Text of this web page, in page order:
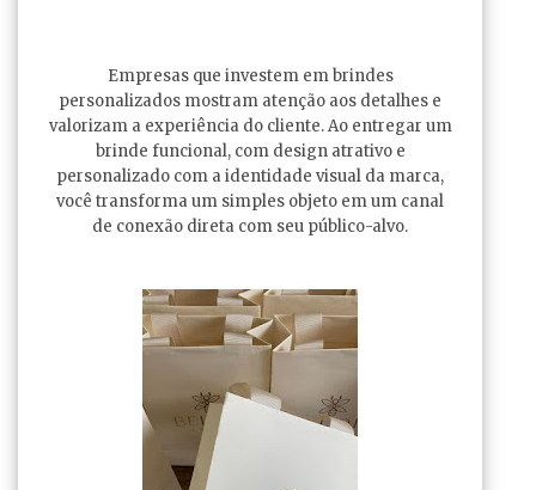
Empresas que investem em brindes
personalizados mostram atenção aos detalhes e
valorizam a experiência do cliente. Ao entregar um
brinde funcional, com design atrativo e
personalizado com a identidade visual da marca,
você transforma um simples objeto em um canal
de conexão direta com seu público-alvo.